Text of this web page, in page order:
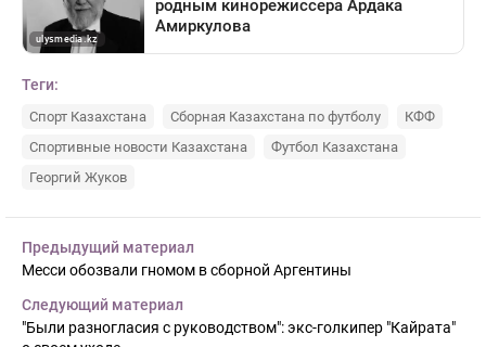
Теги:
Спорт Казахстана Сборная Казахстана по футболу
КФФ
Спортивные новости Казахстана
Футбол Казахстана
Георгий Жуков
Предыдущий материал
Месси обозвали гномом в сборной Аргентины
Следующий материал
"Были разногласия с руководством": экс-голкипер "Кайрата"